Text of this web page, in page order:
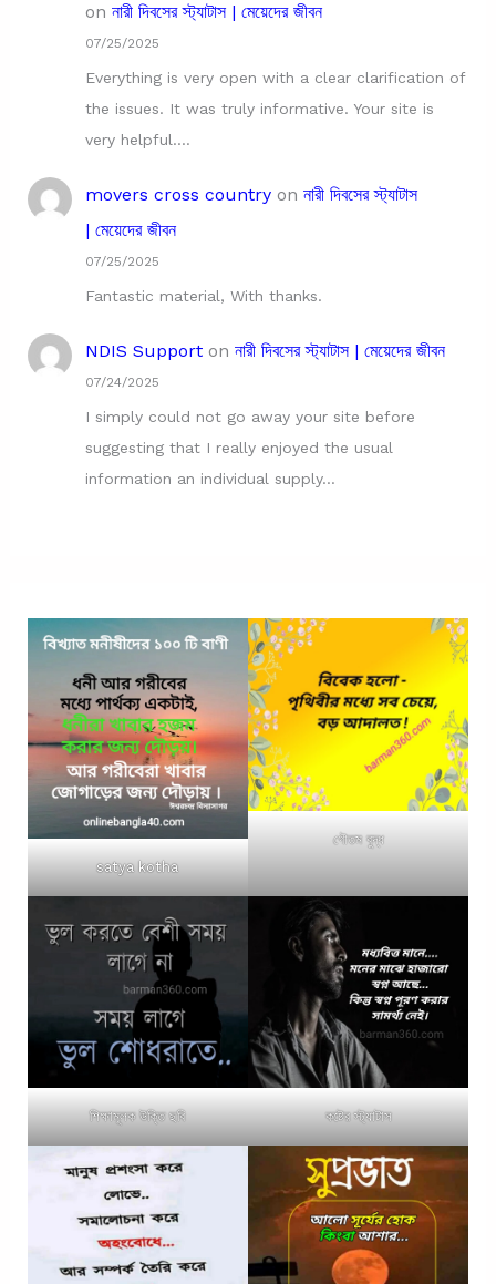
on নারী দিবসের স্ট্যাটাস | মেয়েদের জীবন
07/25/2025
Everything is very open with a clear clarification of
the issues. It was truly informative. Your site is
very helpful.…
movers cross countryon নারী দিবসের স্ট্যাটাস
| মেয়েদের জীবন
07/25/2025
Fantastic material, With thanks.
NDIS Supporton নারী দিবসের স্ট্যাটাস | মেয়েদের জীবন
07/24/2025
I simply could not go away your site before
suggesting that I really enjoyed the usual
information an individual supply…
satya kotha
গৌতম বুদ্ধ
শিক্ষামূলক উক্তি ছবি কষ্টের স্ট্যাটাস